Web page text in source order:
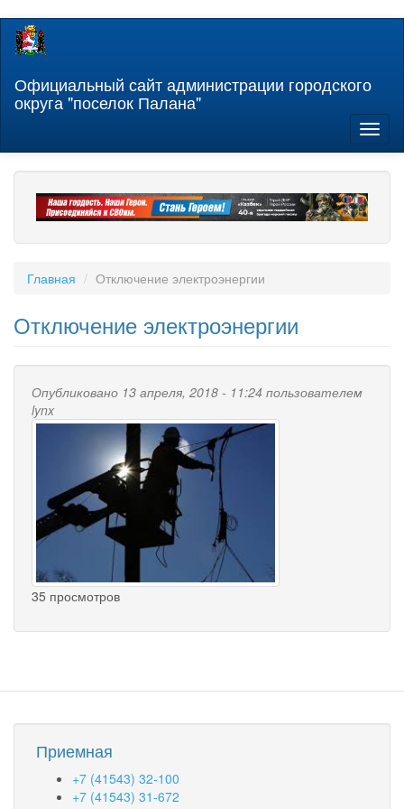
Перейти
содержанию
Официальный сайт администрации городского
округа "поселок Палана"
Главная Отключение электроэнергии
Отключение электроэнергии
Опубликовано 13 апреля, 2018 - 11:24 пользователем
lynx
35 просмотров
Приемная
+7 (41543) 32-100
+7 (41543) 31-672